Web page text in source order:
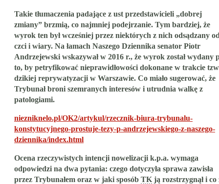
Takie tłumaczenia padające z ust przedstawicieli „dobrej
zmiany” brzmią, co najmniej podejrzanie. Tym bardziej, że
wyrok ten był wcześniej przez niektórych z nich odsądzany
czci i wiary. Na łamach Naszego Dziennika senator Piotr
Andrzejewski wskazywał w 2016 r., że wyrok został wydany
to, by petryfikować nieprawidłowości dokonane w trakcie
dzikiej reprywatyzacji w Warszawie. Co miało sugerować, że
Trybunał broni szemranych interesów i utrudnia walkę z
patologiami.
niezniknelo.pl/OK2/artykul/rzecznik-biura-trybunalu-
konstytucyjnego-prostuje-tezy-p-andrzejewskiego-z-naszego-
dziennika/index.html
Ocena rzeczywistych intencji nowelizacji k.p.a. wymaga
odpowiedzi na dwa pytania: czego dotyczyła sprawa zawisła
przez Trybunałem oraz w jaki sposób TK ją rozstrzygnął i co